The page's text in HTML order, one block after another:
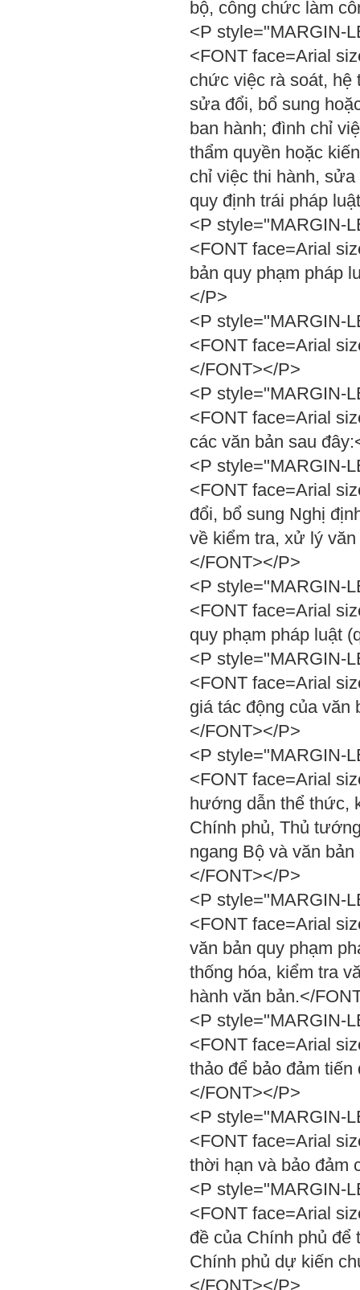
bộ, công chức làm
<P style="MARGIN-
<FONT face=Arial
chức việc rà soát, hệ
sửa đổi, bổ sung
ban hành; đình chỉ
thẩm quyền hoặc
chỉ việc thi hành,
quy định trái pháp
<P style="MARGIN-
<FONT face=Arial
bản quy phạm pháp
</P>
<P style="MARGIN-
<FONT face=Arial
</FONT></P>
<P style="MARGIN-
<FONT face=Arial
các văn bản sau
<P style="MARGIN-
<FONT face=Arial
đổi, bổ sung Nghị
về kiểm tra, xử lý
</FONT></P>
<P style="MARGIN-
<FONT face=Arial
quy phạm pháp luật
<P style="MARGIN-
<FONT face=Arial
giá tác động của văn
</FONT></P>
<P style="MARGIN-
<FONT face=Arial
hướng dẫn thể thức,
Chính phủ, Thủ
ngang Bộ và văn
</FONT></P>
<P style="MARGIN-
<FONT face=Arial
văn bản quy phạm
thống hóa, kiểm tra
hành văn bản.</
<P style="MARGIN-
<FONT face=Arial
thảo để bảo đảm
</FONT></P>
<P style="MARGIN-
<FONT face=Arial
thời hạn và bảo đảm
<P style="MARGIN-
<FONT face=Arial
đề của Chính phủ để
Chính phủ dự kiến
</FONT></P>